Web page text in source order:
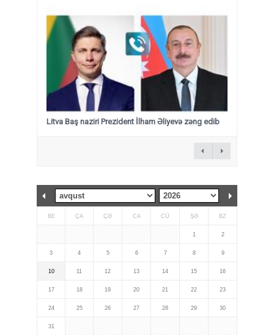
Litva Baş naziri Prezident İlham Əliyevə zəng edib
BE ÇA ÇƏ CA CÜ ŞƏ BZ
1 2
3 4 5 6 7 8 9
10 11 12 13 14 15 16
17 18 19 20 21 22 23
24 25 26 27 28 29 30
31